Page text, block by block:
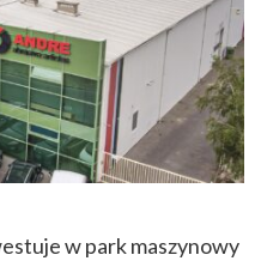
w park maszynowy